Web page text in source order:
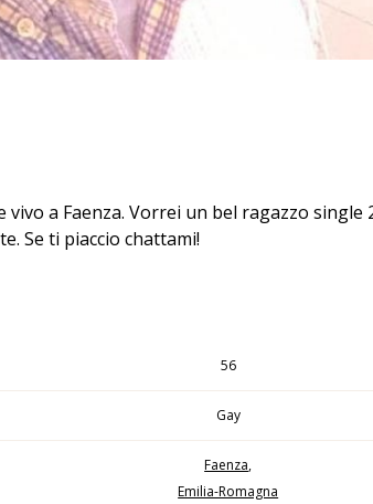
vivo a Faenza. Vorrei un bel ragazzo single
Se ti piaccio chattami!
56
Gay
Faenza,
Emilia-Romagna